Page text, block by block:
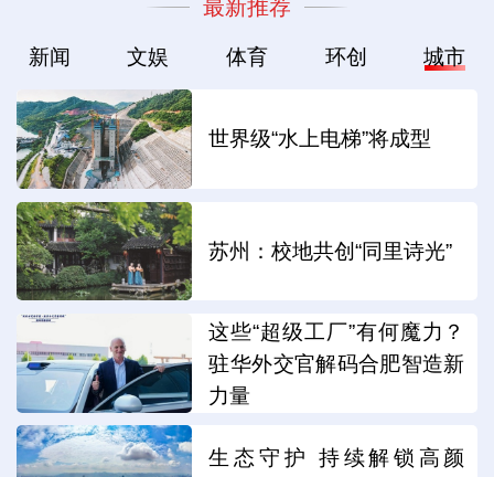
最新推荐
新闻 文娱 体育 环创 城市
世界级“水上电梯”将成型
苏州：校地共创“同里诗光”
这些“超级工厂”有何魔力？
驻华外交官解码合肥智造新
力量
生态守护 持续解锁高颜